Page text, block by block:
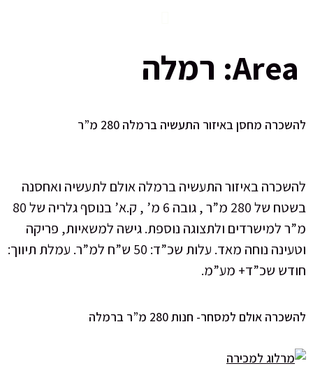
רמלה
מחסן באיזור התעשיה ברמלה 280 מ”ר
באיזור התעשיה ברמלה אולם לתעשיה ואחסנה
בשטח של 280 מ”ר , גובה 6 מ’ , ק.א’ בנוסף גלריה של 80
למישרדים ולתצוגה נוספת. גישה למשאיות, פריקה
וטעינה נוחה מאד. עלות שכ”ד: 50 ש”ח למ”ר. עמלת תיווך:
שכ”ד+ מע”מ.
אולם למסחר- חנות 280 מ”ר ברמלה